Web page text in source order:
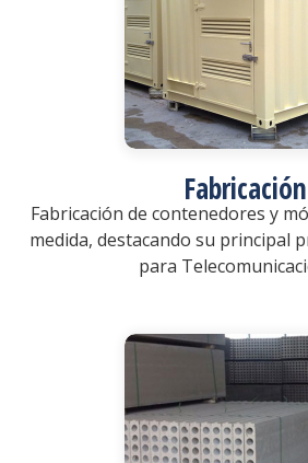
Fabricación
Fabricación de contenedores y
medida, destacando su principal
para